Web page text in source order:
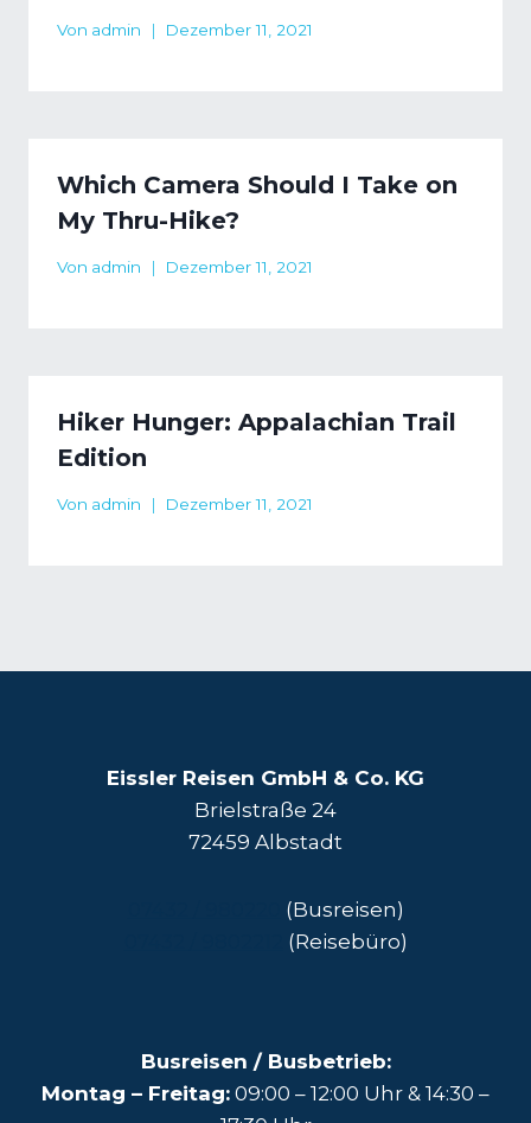
Von admin Dezember 11, 2021
Which Camera Should I Take on
My Thru-Hike?
Von admin Dezember 11, 2021
Hiker Hunger: Appalachian Trail
Edition
Von admin Dezember 11, 2021
Eissler Reisen GmbH & Co. KG
Brielstraße 24
72459 Albstadt
(Busreisen)
(Reisebüro)
Busreisen / Busbetrieb:
Montag – Freitag: 09:00 – 12:00 Uhr & 14:30 –